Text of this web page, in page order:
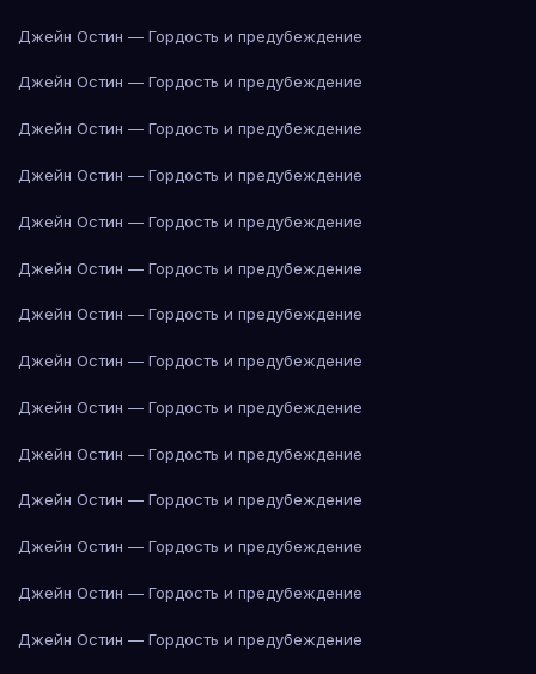
Джейн Остин — Гордость и предубеждение
Джейн Остин — Гордость и предубеждение
Джейн Остин — Гордость и предубеждение
Джейн Остин — Гордость и предубеждение
Джейн Остин — Гордость и предубеждение
Джейн Остин — Гордость и предубеждение
Джейн Остин — Гордость и предубеждение
Джейн Остин — Гордость и предубеждение
Джейн Остин — Гордость и предубеждение
Джейн Остин — Гордость и предубеждение
Джейн Остин — Гордость и предубеждение
Джейн Остин — Гордость и предубеждение
Джейн Остин — Гордость и предубеждение
Джейн Остин — Гордость и предубеждение